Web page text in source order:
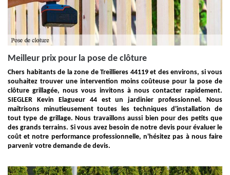
Meilleur prix pour la pose de clôture
Chers habitants de la zone de Treillieres 44119 et des environs, si vous
souhaitez trouver une intervention moins coûteuse pour la pose de
clôture grillagée, nous vous invitons à nous contacter rapidement.
SIEGLER Kevin Elagueur 44 est un jardinier professionnel. Nous
maîtrisons minutieusement toutes les techniques d'installation de
tout type de grillage. Nous travaillons aussi bien pour des petits que
des grands terrains. Si vous avez besoin de notre devis pour évaluer le
coût et notre performance professionnelle, n'hésitez pas à nous faire
parvenir votre demande de devis.